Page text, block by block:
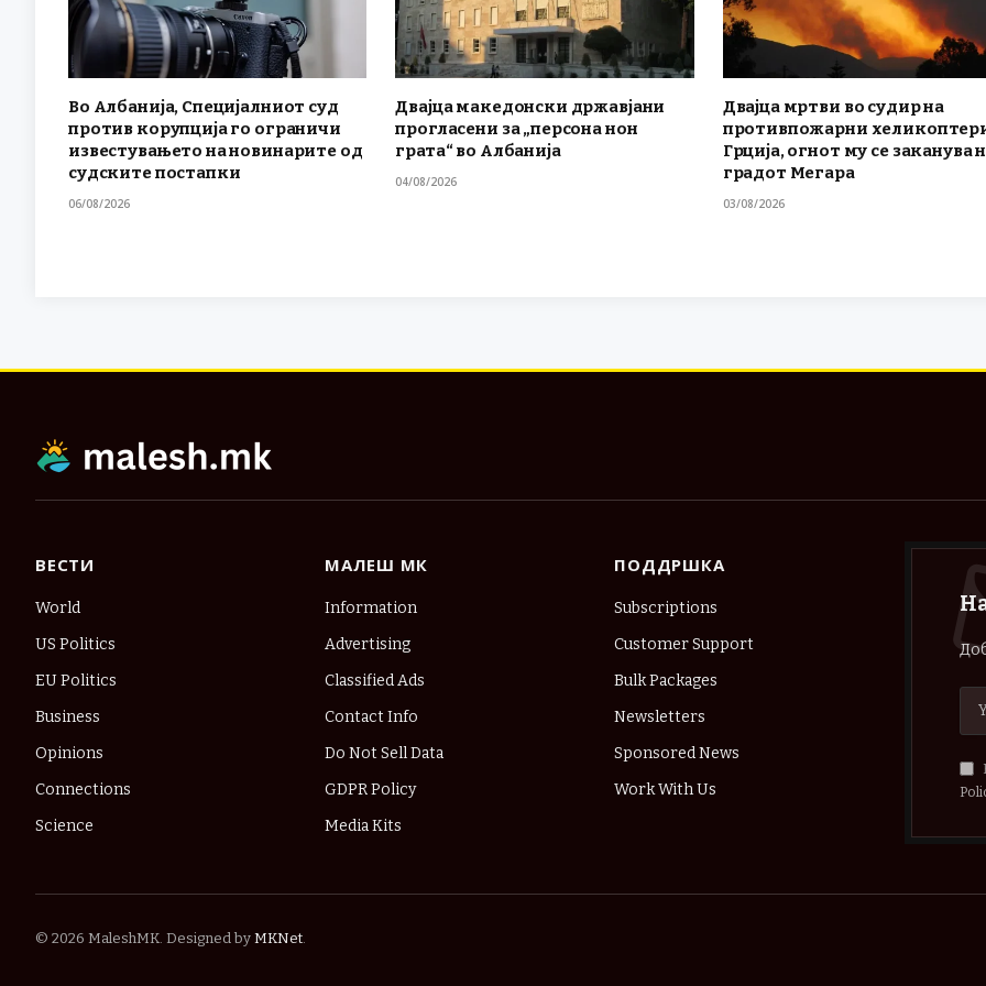
Во Албанија, Специјалниот суд
против корупција го ограничи
известувањето на новинарите од
судските постапки
06/08/2026
Двајца македонски државјани
прогласени за „персона нон
грата“ во Албанија
04/08/2026
Двајца мртви во судир на
противпожарни
Грција, огнот му се заканува
градот Мегара
03/08/2026
ВЕСТИ
World
US Politics
EU Politics
Business
Opinions
Connections
Science
МАЛЕШ МК
Information
Advertising
Classified Ads
Contact Info
Do Not Sell Data
GDPR Policy
Media Kits
ПОДДРШКА
Subscriptions
Customer Support
Bulk Packages
Newsletters
Sponsored News
Work With Us
© 2026 MaleshMK. Designed by MKNet